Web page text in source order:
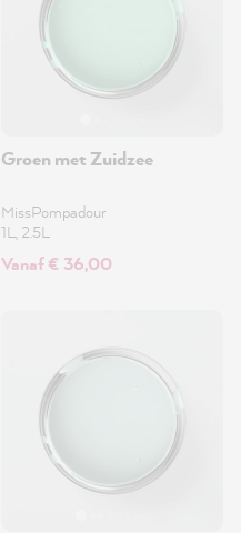
Groen met Zuidzee
MissPompadour
1L, 2.5L
Vanaf € 36,00